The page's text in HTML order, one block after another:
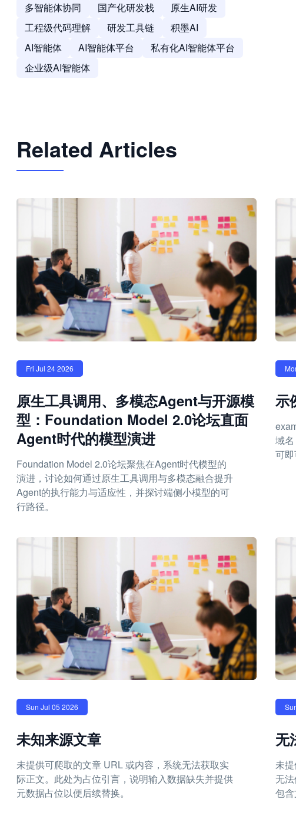
多智能体协同
国产化研发栈
原生AI研发
工程级代码理解
研发工具链
积墨AI
AI智能体
AI智能体平台
私有化AI智能体平台
企业级AI智能体
Related Articles
Fri Jul 24 2026
原生工具调用、多模态Agent与开源模
型：Foundation Model 2.0论坛直面
Agent时代的模型演进
Foundation Model 2.0论坛聚焦在Agent时代模型的
演进，讨论如何通过原生工具调用与多模态融合提升
Agent的执行能力与适应性，并探讨端侧小模型的可
行路径。
示
域
可即
Sun Jul 05 2026
未知来源文章
未提供可爬取的文章 URL 或内容，系统无法获取实
际正文。此处为占位引言，说明输入数据缺失并提供
元数据占位以便后续替换。
无
未
无
包